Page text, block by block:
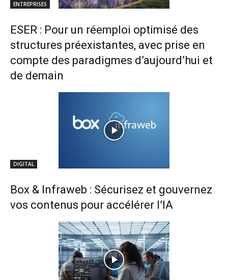
ENTREPRISES
ESER : Pour un réemploi optimisé des
structures préexistantes, avec prise en
compte des paradigmes d’aujourd’hui et
de demain
DIGITAL
Box & Infraweb : Sécurisez et gouvernez
vos contenus pour accélérer l’IA